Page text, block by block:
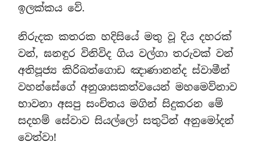
ඉලක්කය වේ.
නිරුදක කතරක හදිසියේ මතු වූ දිය දහරක්
වන්, ඝනඳුර විනිවිද ගිය වල්ගා තරුවක් වන්
අතිපූජ්‍ය කිරිබත්ගොඩ ඤාණානන්ද ස්වාමීන්
වහන්සේගේ අනුශාසකත්වයෙන් මහමෙව්නාව
භාවනා අසපු සංචිතය මගින් සිදුකරන මේ
සදහම් සේවාව සියල්ලෝ සතුටින් අනුමෝදන්
වෙත්වා!